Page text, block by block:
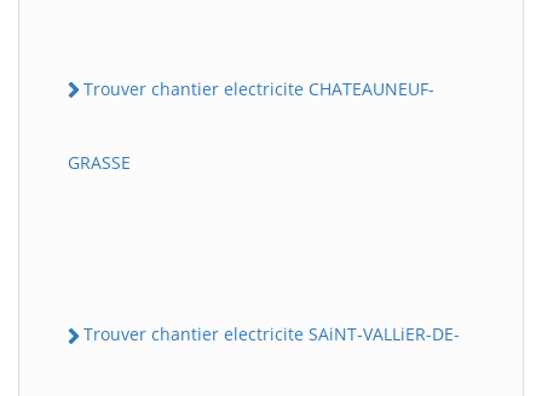
Trouver chantier electricite CHATEAUNEUF-
GRASSE
Trouver chantier electricite SAiNT-VALLiER-DE-